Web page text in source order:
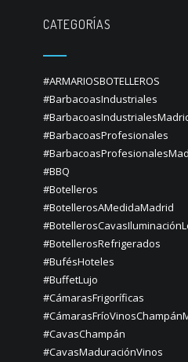
CATEGORÍAS
#ARMARIOSBOTELLEROS
#BarbacoasIndustriales
#BarbacoasProfesionales
#BBQ
#Botelleros
#BotellerosAMedidaMadrid
#BotellerosRefrigerados
#BufésHoteles
#BuffetLujo
#CámarasFrigoríficas
#CavasChampán
#CavasMaduraciónVinos